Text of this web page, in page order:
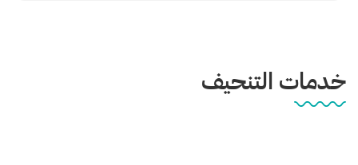
خدمات التنحيف